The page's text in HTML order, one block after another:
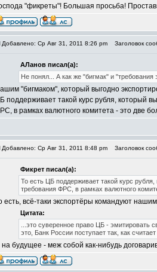
"фикреты"! Большая просьба!
Добавлено: Ср Авг 31, 2011 8:26 pm Заголовок
АЛанов писал(а):
Не понял... А как же "бигмак" и "требования
"бигмаком", который выгодно
поддерживает такой курс рубля, который
в рамках валютного комитета - это две
Добавлено: Ср Авг 31, 2011 8:48 pm Заголовок
Фикрет писал(а):
То есть ЦБ поддерживает такой курс
требования ФРС, в рамках валютного
есть, всё-таки экспортёры командуют
Цитата:
...это суверенное право ЦБ - эмитировать
это, Банк России поступает так, как
на будущее - меж собой как-нибудь